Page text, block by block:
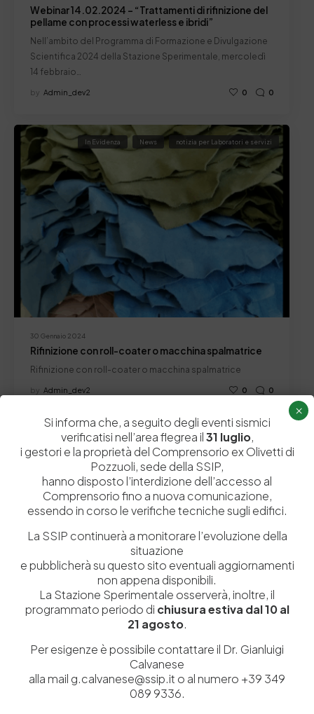
Webinar 14.02.2024 – “Trattamenti di rifinizione del
pellame con processi waterless e ibridi”
Nell’ambito del Programma di Formazione e Divulgazione
Scientifica 2024 della Stazione Sperimentale, mercoledì
14 febbraio…
by Admin_dev2 0 0
30 Gennaio 2024
In Evidenza News notizia per Laboratori e servizi
Rifinizione con roll-coater o macchina spalmatrice
Rifinizione con roll-coater o macchina spalmatrice
by Admin_dev2 0 0
Istituita a Napoli per Regio Decreto nel 1885, la Stazione
Sperimentale per l’Industria delle Pelli e delle materie concianti
(SSIP) è un Organismo di Ricerca Nazionale delle Camere di
Commercio di Napoli, Toscana Nord-Ovest e Vicenza.
081 597 91 00 ssip@ssip.it
Laboratori
Si informa che, a seguito degli eventi sismici
verificatisi nell’area flegrea il31 luglio,
i gestori e la proprietà del Comprensorio ex Olivetti di
Pozzuoli, sede della SSIP,
hanno disposto l’interdizione dell’accesso al
Comprensorio fino a nuova comunicazione,
essendo in corso le verifiche tecniche sugli edifici.
La SSIP continuerà a monitorare l’evoluzione della
situazione
e pubblicherà su questo sito eventuali aggiornamenti
non appena disponibili.
La Stazione Sperimentale osserverà, inoltre, il
programmato periodo di chiusura estiva dal 10 al
21 agosto.
Per esigenze è possibile contattare il Dr. Gianluigi
Calvanese
alla mail g.calvanese@ssip.it o al numero +39 349
089 9336.
×